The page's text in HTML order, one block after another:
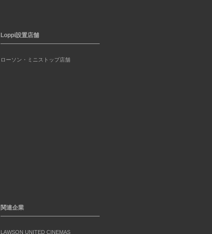
Loppi設置店舗
ローソン・ミニストップ店舗
関連企業
LAWSON UNITED CINEMAS